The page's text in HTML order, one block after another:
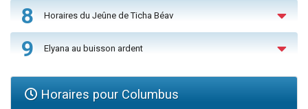
8 Horaires du Jeûne de Ticha Béav
9 Elyana au buisson ardent
Horaires pour Columbus